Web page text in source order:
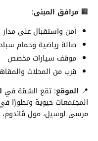
🏢 مرافق المبنى:
أمن واستقبال على مدار
صالة رياضية وحمام
موقف سيارات مخصص
قرب من المحلات
📍 الموقع: تقع الشقة في
المجتمعات حيوية وتطورًا
مرسى لوسيل، مول ڤاندوم،